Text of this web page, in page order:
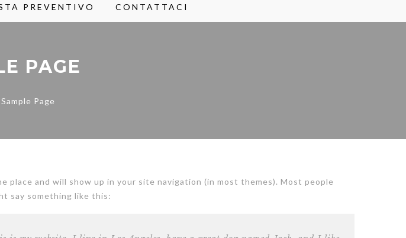
PREVENTIVO CONTATTACI
PAGE
Sample Page
place and will show up in your site navigation (in most themes). Most people
say something like this: